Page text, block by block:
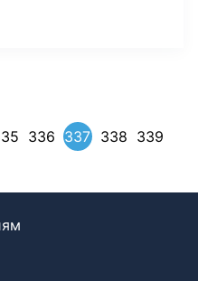
336 337 338 339